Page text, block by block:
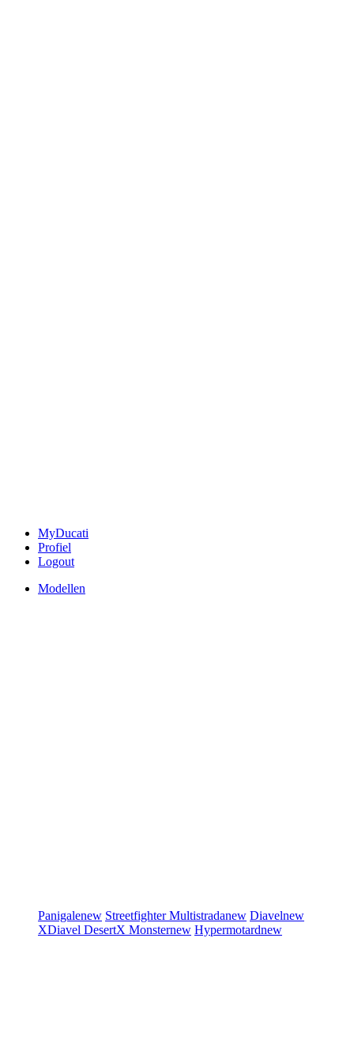
MyDucati
Profiel
Logout
Modellen
Panigalenew StreetfighterMultistradanew Diavelnew
XDiavel DesertX Monsternew Hypermotardnew